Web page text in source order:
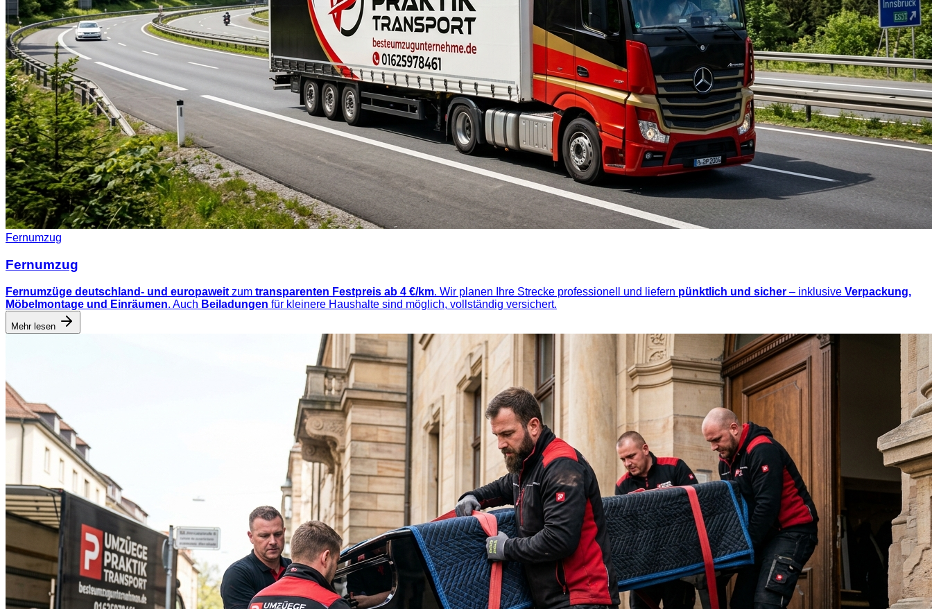
Fernumzug
Fernumzug
Fernumzüge deutschland- und europaweit zum transparenten Festpreis ab 4 €/km. Wir planen Ihre Strecke professionell und liefern pünktlich und sicher – inklusive Verpackung,
Möbelmontage und Einräumen. Auch Beiladungen für kleinere Haushalte sind möglich, vollständig versichert.
Mehr lesen